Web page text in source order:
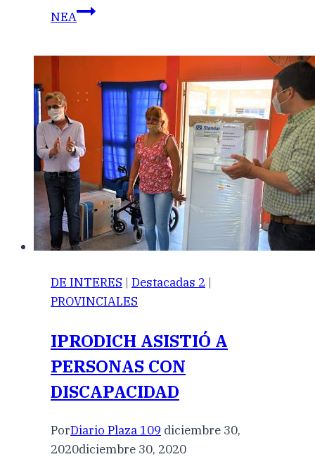
NEA
DE INTERES | Destacadas 2 |
PROVINCIALES
IPRODICH ASISTIÓ A
PERSONAS CON
DISCAPACIDAD
PorDiario Plaza 109 diciembre 30,
2020diciembre 30, 2020